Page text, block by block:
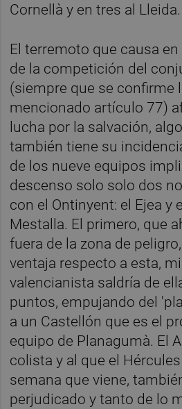
Cornellà y en tres al Lleida.
El terremoto que causa
de la competición del
(siempre que se confirme
mencionado artículo 77)
lucha por la salvación,
también tiene su
de los nueve equipos
descenso solo solo dos
con el Ontinyent: el Ejea y
Mestalla. El primero, que
fuera de la zona de
ventaja respecto a esta,
valencianista saldría de
puntos, empujando del
a un Castellón que es el
equipo de Planagumà. El
colista y al que el
semana que viene,
perjudicado y tanto de lo